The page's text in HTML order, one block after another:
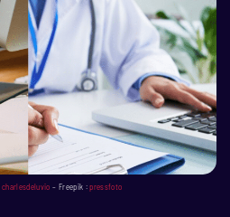
charlesdeluvio – Freepik :pressfoto